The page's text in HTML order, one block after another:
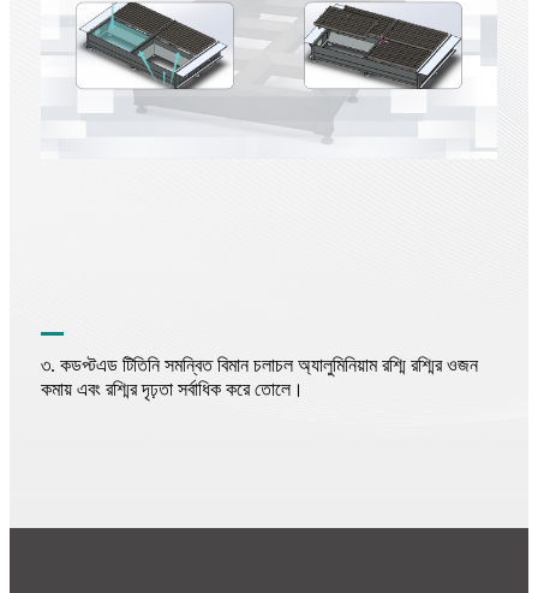
৩. কডপ্টএড টিতিনি সমন্বিত বিমান চলাচল অ্যালুমিনিয়াম রশ্মি রশ্মির ওজন
কমায় এবং রশ্মির দৃঢ়তা সর্বাধিক করে তোলে।